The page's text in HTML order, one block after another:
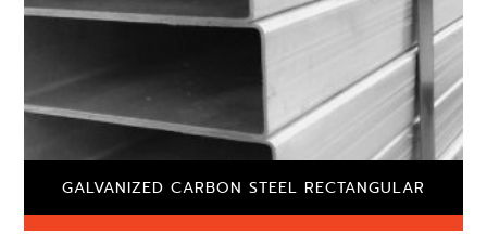
GALVANIZED CARBON STEEL RECTANGULAR